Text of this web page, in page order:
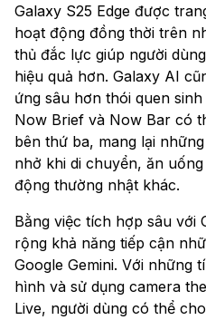
Galaxy S25 Edge được
hoạt động đồng thời trên
thủ đắc lực giúp người
hiệu quả hơn. Galaxy AI
ứng sâu hơn thói quen
Now Brief và Now Bar có
bên thứ ba, mang lại
nhở khi di chuyển, ăn
động thường nhật khác.
Bằng việc tích hợp sâu với
rộng khả năng tiếp cận
Google Gemini. Với những
hình và sử dụng camera
Live, người dùng có thể